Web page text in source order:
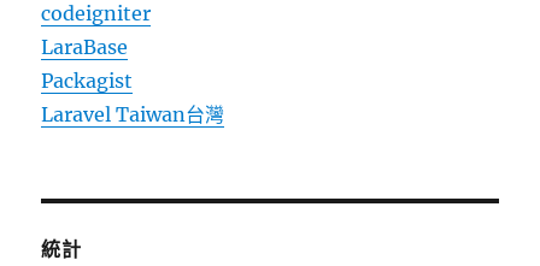
codeigniter
LaraBase
Packagist
Laravel Taiwan台灣
統計